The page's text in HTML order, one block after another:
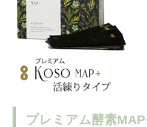
プレミアム酵素